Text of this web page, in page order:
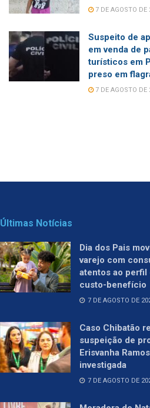
7 DE AGOSTO DE
Suspeito de
em venda de
turísticos em
preso em
7 DE AGOSTO DE
Últimas Notícias
Dia dos Pais
varejo com
atentos ao perfil
custo-benefício
7 DE AGOSTO DE
Caso Chibatão
suspeição de
Erisvanha
investigada
7 DE AGOSTO DE